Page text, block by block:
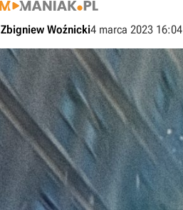
Zbigniew Woźnicki4 marca 2023 16:04